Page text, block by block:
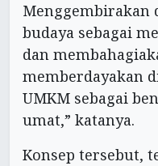
budaya sebagai
dan
memberdayakan
UMKM sebagai
umat,” katanya.
Konsep tersebut,